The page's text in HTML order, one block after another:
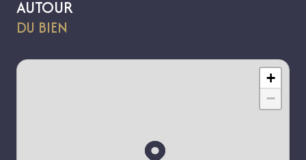
AUTOUR
DU BIEN
+
−